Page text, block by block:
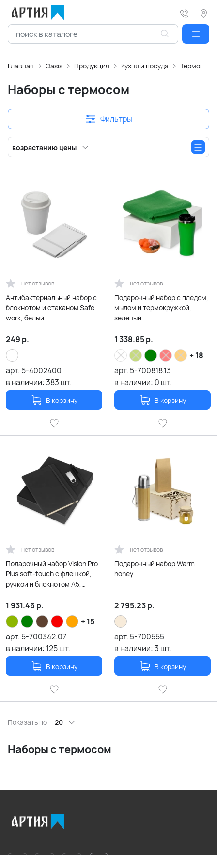
Главная Oasis Продукция Кухня и посуда
Наборы с термосом
Фильтры
возрастанию цены
нет отзывов
Антибактериальный набор с
блокнотом и стаканом Safe
work, белый
249 р.
арт. 5-4002400
в наличии:383 шт.
В корзину
нет отзывов
Подарочный набор с пледом,
мылом и термокружкой,
зеленый
1 338.85р.
+ 18
арт. 5-700818.13
в наличии: 0 шт.
В корзину
нет отзывов
Подарочный набор Vision Pro
Plus soft-touch с флешкой,
ручкой и блокнотом А5,
1 931.46 р.
+ 15
арт. 5-700342.07
в наличии: 125шт.
В корзину
нет отзывов
Подарочный набор Warm
honey
2 795.23р.
арт. 5-700555
в наличии:3 шт.
В корзину
Показать по: 20
Наборы с термосом